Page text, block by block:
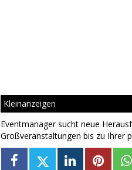
Kleinanzeigen
Eventmanager sucht neue
Großveranstaltungen bis zu Ihrer